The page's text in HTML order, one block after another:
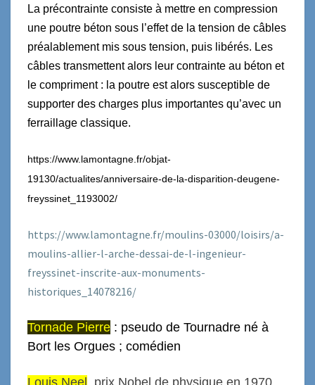
La précontrainte consiste à mettre en compression
une poutre béton sous l’effet de la tension de câbles
préalablement mis sous tension, puis libérés. Les
câbles transmettent alors leur contrainte au béton et
le compriment : la poutre est alors susceptible de
supporter des charges plus importantes qu’avec un
ferraillage classique.
https://www.lamontagne.fr/objat-
19130/actualites/anniversaire-de-la-disparition-deugene-
freyssinet_1193002/
https://www.lamontagne.fr/moulins-03000/loisirs/a-
moulins-allier-l-arche-dessai-de-l-ingenieur-
freyssinet-inscrite-aux-monuments-
historiques_14078216/
Tornade Pierre : pseudo de Tournadre né à
Bort les Orgues ; comédien
Louis Neel , prix Nobel de physique en 1970